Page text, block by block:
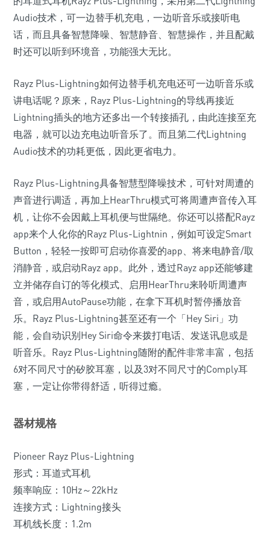
Audio技术，可一边替手机充电，一边听音乐或接听电
话，而且具备智慧降噪、智慧静音、智慧操作，并且配戴
时还可以听到环境音，功能强大无比。
Rayz Plus-Lightning如何边替手机充电还可一边听音乐或
讲电话呢？原来，Rayz Plus-Lightning的导线再接近
Lightning插头的地方还多出一个转接插孔，由此连接至充
电器，就可以边充电边听音乐了。而且第二代Lightning
Audio技术的功耗更低，因此更省电力。
Rayz Plus-Lightning具备智慧型降噪技术，可针对周遭的
声音进行调适，再加上HearThru模式可将周遭声音传入耳
机，让你不会因戴上耳机便与世隔绝。你还可以搭配Rayz
app来个人化你的Rayz Plus-Lightnin，例如可设定Smart
Button，轻轻一按即可启动你喜爱的app、将来电静音/取
消静音，或启动Rayz app。此外，透过Rayz app还能够建
立并储存自订的等化模式、启用HearThru来聆听周遭声
音，或启用AutoPause功能，在拿下耳机时暂停播放音
乐。Rayz Plus-Lightning甚至还有一个「Hey Siri」功
能，会自动识别Hey Siri命令来拨打电话、发送讯息或是
听音乐。Rayz Plus-Lightning随附的配件非常丰富，包括
6对不同尺寸的矽胶耳塞，以及3对不同尺寸的Comply耳
塞，一定让你带得舒适，听得过瘾。
器材规格
Pioneer Rayz Plus-Lightning
形式：耳道式耳机
频率响应：10Hz～22kHz
连接方式：Lightning接头
耳机线长度：1.2m